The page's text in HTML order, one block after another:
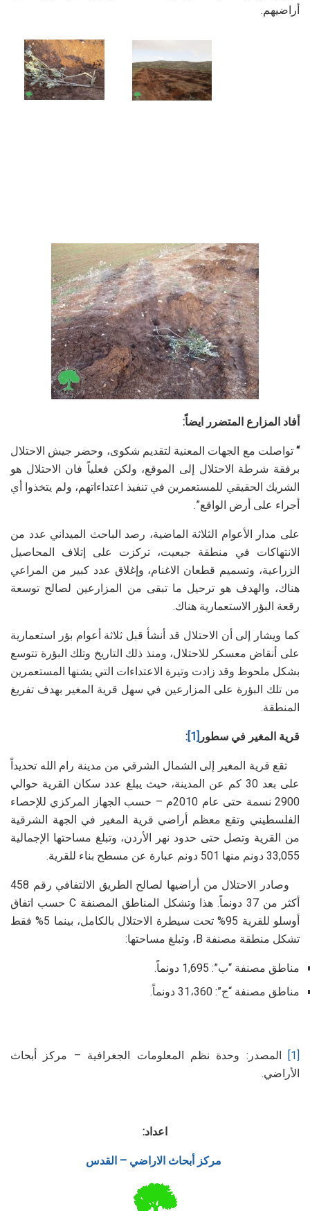
أراضيهم.
أفاد المزارع المتضرر ايضاً:
“ تواصلت مع الجهات المعنية لتقديم شكوى، وحضر جيش الاحتلال
برفقة شرطة الاحتلال إلى الموقع، ولكن فعلياً فان الاحتلال هو
الشريك الحقيقي للمستعمرين في تنفيذ اعتداءاتهم، ولم يتخذوا أي
أجراء على أرض الواقع”.
على مدار الأعوام الثلاثة الماضية، رصد الباحث الميداني عدد من
الانتهاكات في منطقة جبعيت، تركزت على إتلاف المحاصيل
الزراعية، وتسميم قطعان الاغنام، وإغلاق عدد كبير من المراعي
هناك، والهدف هو ترحيل ما تبقى من المزارعين لصالح توسعة
رقعة البؤر الاستعمارية هناك.
كما ويشار إلى أن الاحتلال قد أنشأ قبل ثلاثة أعوام بؤر استعمارية
على أنقاض معسكر للاحتلال، ومنذ ذلك التاريخ وتلك البؤرة تتوسع
بشكل ملحوظ وقد زادت وتيرة الاعتداءات التي يشنها المستعمرين
من تلك البؤرة على المزارعين في سهل قرية المغير بهدف تفريغ
المنطقة.
قرية المغير في سطور :
تقع قرية المغير إلى الشمال الشرقي من مدينة رام الله تحديداً
على بعد 30 كم عن المدينة، حيث يبلغ عدد سكان القرية حوالي
2900 نسمة حتى عام 2010م – حسب الجهاز المركزي للإحصاء
الفلسطيني وتقع معظم أراضي قرية المغير في الجهة الشرقية
من القرية وتصل حتى حدود نهر الأردن، وتبلغ مساحتها الإجمالية
33,055 دونم منها 501 دونم عبارة عن مسطح بناء للقرية.
وصادر الاحتلال من أراضيها لصالح الطريق الالتفافي رقم 458
أكثر من 37 دونماً. هذا وتشكل المناطق المصنفة C حسب اتفاق
أوسلو للقرية 95% تحت سيطرة الاحتلال بالكامل، بينما 5% فقط
تشكل منطقة مصنفة B، وتبلغ مساحتها:
مناطق مصنفة “ب”: 1,695 دونماً.
مناطق مصنفة “ج”: 31،360 دونماً.
المصدر: وحدة نظم المعلومات الجغرافية – مركز أبحاث
الأراضي.
اعداد:
مركز أبحاث الاراضي – القدس